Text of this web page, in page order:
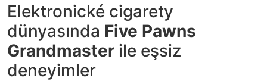
Elektronické cigarety
dünyasında Five Pawns
Grandmaster ile eşsiz
deneyimler